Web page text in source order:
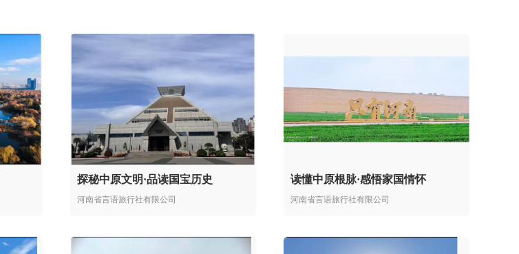
探秘中原文明·品读国宝历史
河南省言语旅行社有限公司
读懂中原根脉·感悟家国情怀
河南省言语旅行社有限公司